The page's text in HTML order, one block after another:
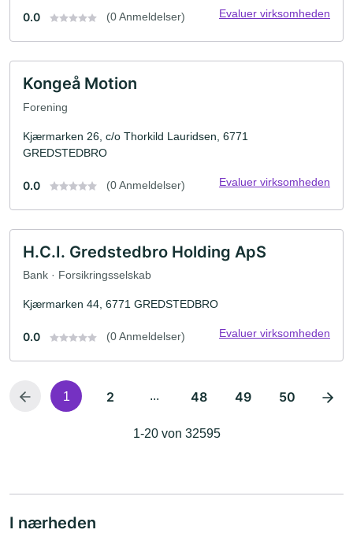
0.0 (0 Anmeldelser) Evaluer virksomheden
Kongeå Motion
Forening
Kjærmarken 26, c/o Thorkild Lauridsen, 6771
GREDSTEDBRO
0.0 (0 Anmeldelser) Evaluer virksomheden
H.C.I. Gredstedbro Holding ApS
Bank · Forsikringsselskab
Kjærmarken 44, 6771 GREDSTEDBRO
0.0 (0 Anmeldelser) Evaluer virksomheden
1 2 ... 48 49 50
1-20 von 32595
I nærheden